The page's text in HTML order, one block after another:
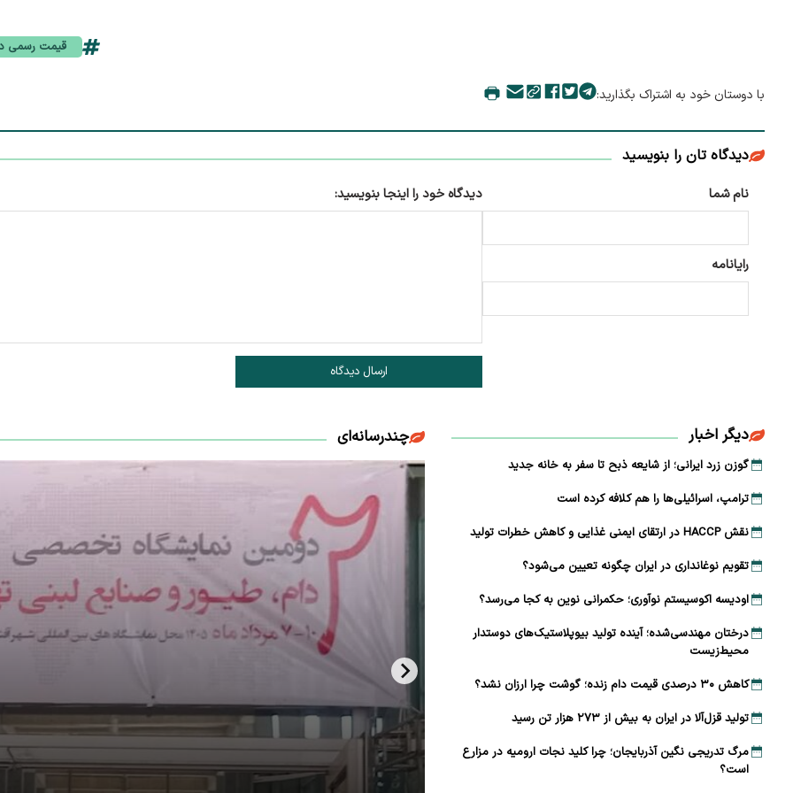
قیمت رسمی
با دوستان خود به اشتراک بگذارید:
دیدگاه تان را بنویسید
نام شما
رایانامه
دیدگاه خود را اینجا بنویسید:
ارسال دیدگاه
دیگر اخبار
گوزن زرد ایرانی؛ از شایعه ذبح تا سفر به خانه جدید
ترامپ، اسرائیلی‌ها را هم کلافه کرده است
نقش HACCP در ارتقای ایمنی غذایی و کاهش خطرات تولید
تقویم نوغانداری در ایران چگونه تعیین می‌شود؟
اودیسه اکوسیستم نوآوری؛ حکمرانی نوین به کجا می‌رسد؟
درختان مهندسی‌شده؛ آینده تولید بیوپلاستیک‌های دوستدار
محیط‌زیست
کاهش ۳۰ درصدی قیمت دام زنده؛ گوشت چرا ارزان نشد؟
تولید قزل‌آلا در ایران به بیش از ۲۷۳ هزار تن رسید
مرگ تدریجی نگین آذربایجان؛ چرا کلید نجات ارومیه در مزارع
است؟
چندرسانه‌ای